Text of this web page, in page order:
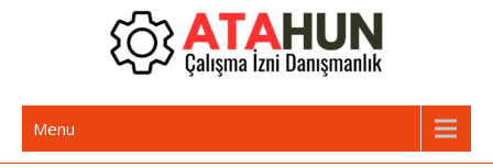
Oturma İzni | Yabancılara İkamet
İzni, Çalışma İzni Alma
Menu